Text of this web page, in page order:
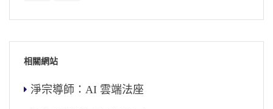
相關網站
淨宗導師：AI 雲端法座